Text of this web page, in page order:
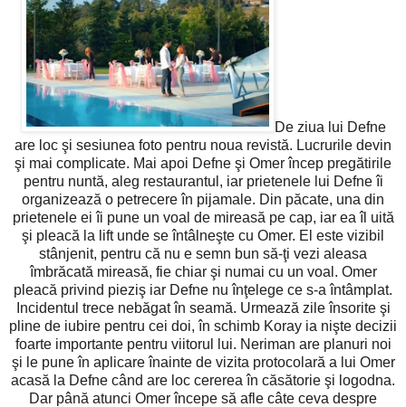
De ziua lui Defne
are loc şi sesiunea foto pentru noua revistă. Lucrurile devin
şi mai complicate. Mai apoi Defne şi Omer încep pregătirile
pentru nuntă, aleg restaurantul, iar prietenele lui Defne îi
organizează o petrecere în pijamale. Din păcate, una din
prietenele ei îi pune un voal de mireasă pe cap, iar ea îl uită
şi pleacă la lift unde se întâlneşte cu Omer. El este vizibil
stânjenit, pentru că nu e semn bun să-ţi vezi aleasa
îmbrăcată mireasă, fie chiar şi numai cu un voal. Omer
pleacă privind pieziş iar Defne nu înţelege ce s-a întâmplat.
Incidentul trece nebăgat în seamă. Urmează zile însorite şi
pline de iubire pentru cei doi, în schimb Koray ia nişte decizii
foarte importante pentru viitorul lui. Neriman are planuri noi
şi le pune în aplicare înainte de vizita protocolară a lui Omer
acasă la Defne când are loc cererea în căsătorie şi logodna.
Dar până atunci Omer începe să afle câte ceva despre